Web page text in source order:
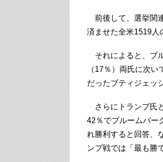
前後して、選挙関
済ませた全米1519人
それによると、ブ
（17％）両氏に次
だったブティジェッ
さらにトランプ氏
42％でブルームバー
れ勝利すると回答、
ンプ戦では「最も勝